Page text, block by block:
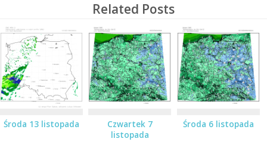
Related Posts
Środa 13 listopada
Czwartek 7
listopada
Środa 6 listopada